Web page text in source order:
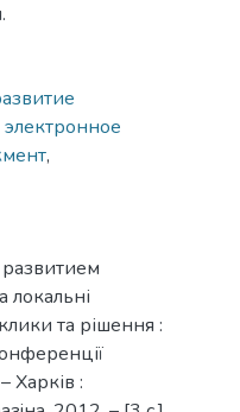
электронное
,
локальні
та рішення :
Харків :